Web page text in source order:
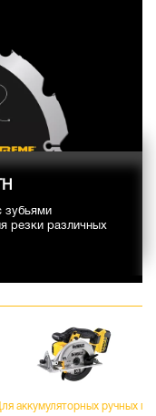
зубьями
резки различных
аккумуляторных ручных